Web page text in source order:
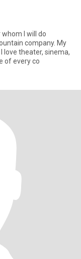
whom I will do
company. My
love theater, sinema,
of every co